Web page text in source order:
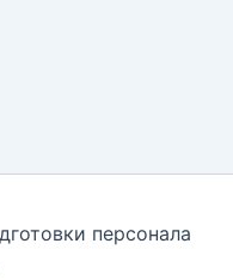
персонала